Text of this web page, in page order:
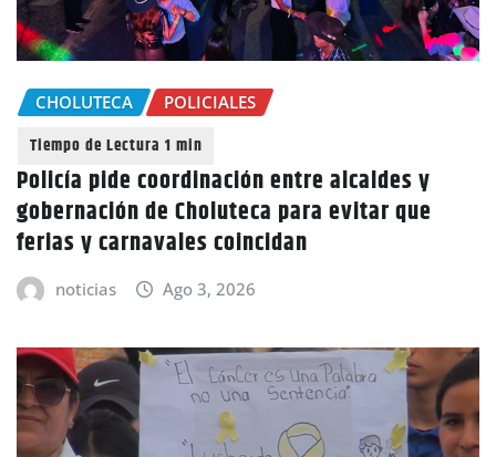
CHOLUTECA POLICIALES
Policía pide coordinación entre alcaldes y
gobernación de Choluteca para evitar que
ferias y carnavales coincidan
noticias Ago 3, 2026